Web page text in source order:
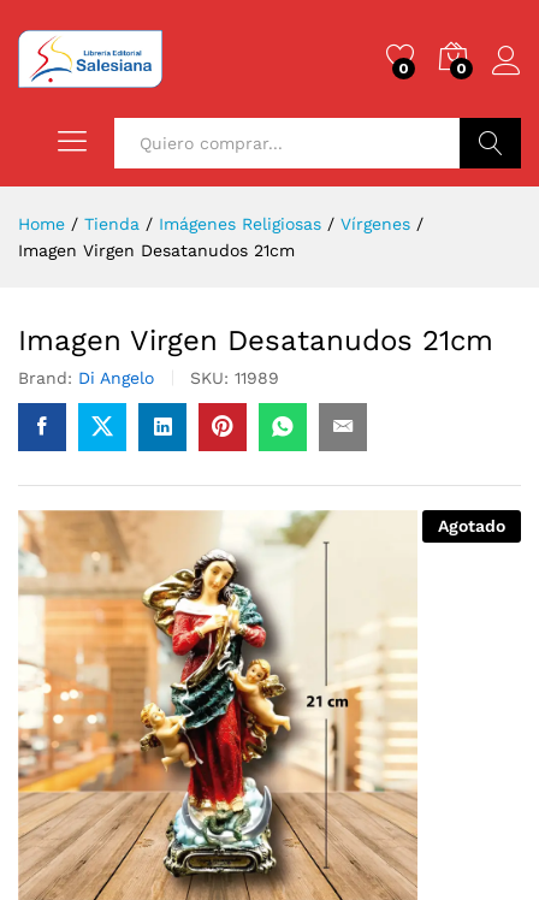
0 0
Home / Tienda / Imágenes Religiosas / Vírgenes /
Imagen Virgen Desatanudos 21cm
Imagen Virgen Desatanudos 21cm
Brand: Di Angelo SKU: 11989
Agotado